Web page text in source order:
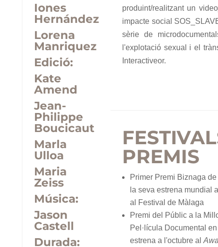
Iones
Hernández
Lorena
Manriquez
Edició:
Kate
Amend
Jean-
Philippe
Boucicaut
Marla
Ulloa
Maria
Zeiss
Música:
Jason
Castell
Durada:
produint/realitzant un
impacte social
sèrie de
l'explotació sexual i el
Interactiveor.
PREMIS
Primer Premi Biznaga
la seva estrena mundial
al Festival de Màlaga
Premi del Públic a la
Pel·lícula Documental
estrena a l'octubre al